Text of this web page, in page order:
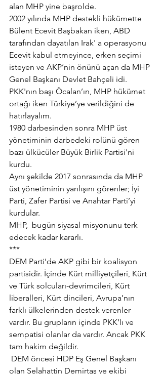
alan MHP yine başrolde.
2002 yılında MHP destekli hükümette
Bülent Ecevit Başbakan iken, ABD
tarafından dayatılan Irak' a operasyonu
Ecevit kabul etmeyince, erken seçimi
isteyen ve AKP’nin önünü açan da MHP
Genel Başkanı Devlet Bahçeli idi.
PKK'nın başı Öcalan’ın, MHP hükümet
ortağı iken Türkiye’ye verildiğini de
hatırlayalım.
1980 darbesinden sonra MHP üst
yönetiminin darbedeki rolünü gören
bazı ülkücüler Büyük Birlik Partisi'ni
kurdu.
Aynı şekilde 2017 sonrasında da MHP
üst yönetiminin yanlışını görenler; İyi
Parti, Zafer Partisi ve Anahtar Parti’yi
kurdular.
MHP,  bugün siyasal misyonunu terk
edecek kadar kararlı.
***
DEM Parti’de AKP gibi bir koalisyon
partisidir. İçinde Kürt milliyetçileri, Kürt
ve Türk solcuları-devrimcileri, Kürt
liberalleri, Kürt dincileri, Avrupa’nın
farklı ülkelerinden destek verenler
vardır. Bu grupların içinde PKK’lı ve
sempatisi olanlar da vardır. Ancak PKK
tam hakim değildir.
DEM öncesi HDP Eş Genel Başkanı
olan Selahattin Demirtaş ve ekibi